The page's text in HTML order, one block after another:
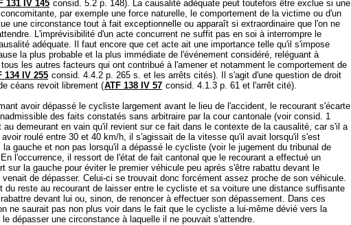
131 IV 145 consid. 5.2 p. 148). La causalité adéquate peut toutefois être exclue si une
par exemple une force naturelle, le comportement de la victime ou d'un
une circonstance tout à fait exceptionnelle ou apparaît si extraordinaire que l'on ne
L'imprévisibilité d'un acte concurrent ne suffit pas en soi à interrompre le
adéquate. Il faut encore que cet acte ait une importance telle qu'il s'impose
la plus probable et la plus immédiate de l'événement considéré, reléguant à
tous les autres facteurs qui ont contribué à l'amener et notamment le comportement de
134 IV 255 consid. 4.4.2 p. 265 s. et les arrêts cités). Il s'agit d'une question de droit
céans revoit librement (ATF 138 IV 57 consid. 4.1.3 p. 61 et l'arrêt cité).
avoir dépassé le cycliste largement avant le lieu de l'accident, le recourant s'écarte
des faits constatés sans arbitraire par la cour cantonale (voir consid. 1
au demeurant en vain qu'il revient sur ce fait dans le contexte de la causalité, car s'il a
avoir roulé entre 30 et 40 km/h, il s'agissait de la vitesse qu'il avait lorsqu'il s'est
la gauche et non pas lorsqu'il a dépassé le cycliste (voir le jugement du tribunal de
l'occurrence, il ressort de l'état de fait cantonal que le recourant a effectué un
sur la gauche pour éviter le premier véhicule peu après s'être rabattu devant le
de dépasser. Celui-ci se trouvait donc forcément assez proche de son véhicule.
du reste au recourant de laisser entre le cycliste et sa voiture une distance suffisante
devant lui ou, sinon, de renoncer à effectuer son dépassement. Dans ces
ne saurait pas non plus voir dans le fait que le cycliste a lui-même dévié vers la
le dépasser une circonstance à laquelle il ne pouvait s'attendre.